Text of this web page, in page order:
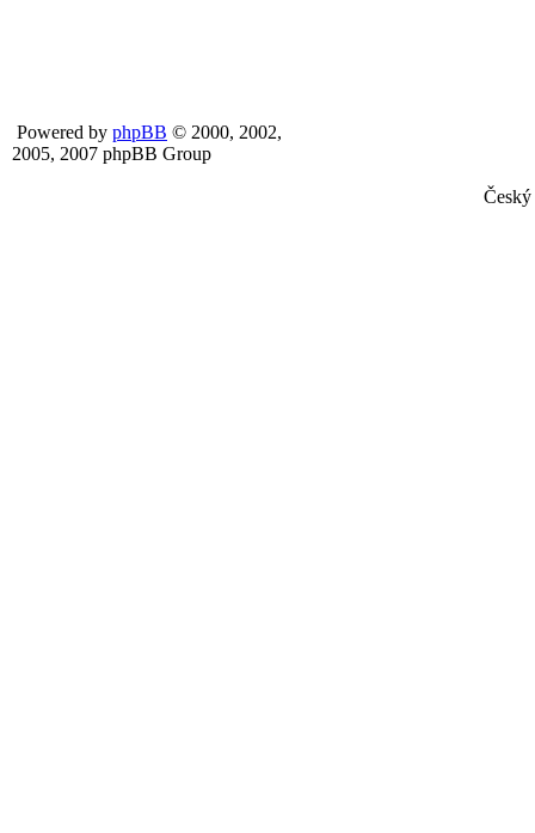
Powered by phpBB © 2000, 2002,
2005, 2007 phpBB Group